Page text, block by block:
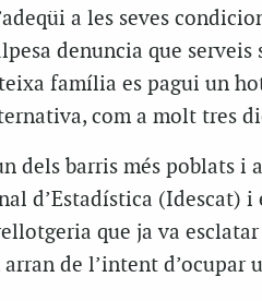
a les seves
denuncia que
família es pagui un
com a molt tres
dels barris més poblats i
d’Estadística (Idescat)
que ja va
de l’intent d’ocupar